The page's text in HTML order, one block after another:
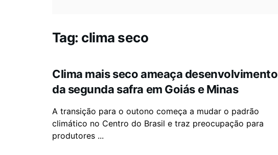
Tag: clima seco
Clima mais seco ameaça desenvolvimento
da segunda safra em Goiás e Minas
A transição para o outono começa a mudar o padrão
climático no Centro do Brasil e traz preocupação para
produtores ...